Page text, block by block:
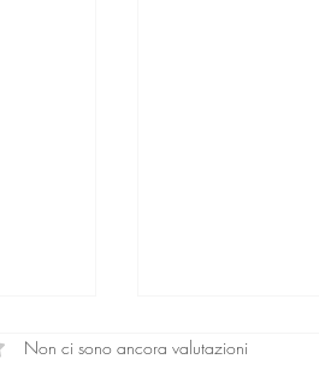
stelle su 5.
Non ci sono ancora valutazioni